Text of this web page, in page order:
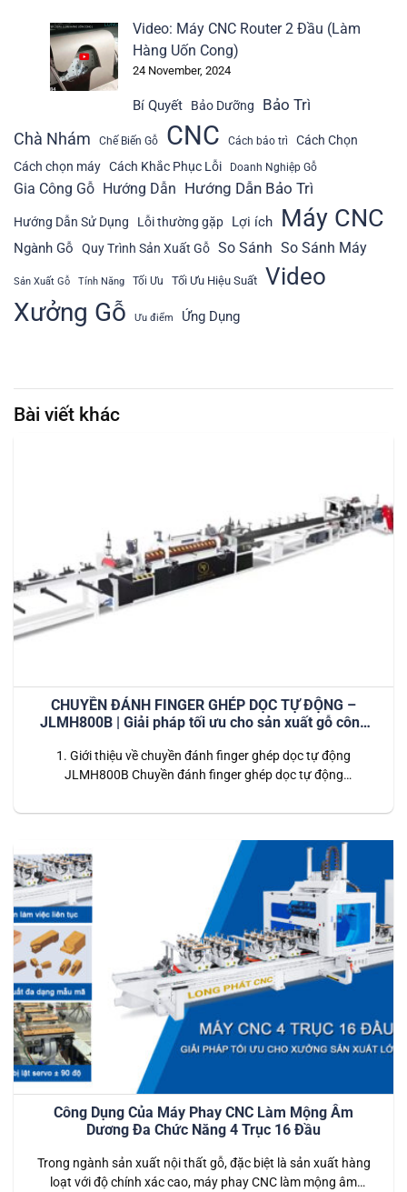
Video: Máy CNC Router 2 Đầu (Làm
Hàng Uốn Cong)
24 November, 2024
Bí Quyết Bảo Dưỡng
Bảo Trì
Chà Nhám
Chế Biến Gỗ CNC Cách bảo trì
Cách Chọn
Cách chọn máy Cách Khắc Phục Lỗi Doanh Nghiệp Gỗ
Gia Công Gỗ Hướng Dẫn Hướng Dẫn Bảo Trì
Hướng Dẫn Sử Dụng Lỗi thường gặp Lợi ích Máy CNC
Ngành Gỗ Quy Trình Sản Xuất Gỗ So Sánh So Sánh Máy
Sản Xuất Gỗ Tính Năng Tối Ưu Tối Ưu Hiệu Suất Video
Xưởng Gỗ Ưu điểm Ứng Dụng
Bài viết khác
CHUYỀN ĐÁNH FINGER GHÉP DỌC TỰ ĐỘNG –
JLMH800B | Giải pháp tối ưu cho sản xuất gỗ công
1. Giới thiệu về chuyền đánh finger ghép dọc tự động
JLMH800B Chuyền đánh finger ghép dọc tự động
dành riêng cho các nhà máy chế biến gỗ công nghiệp. Dây
Công Dụng Của Máy Phay CNC Làm Mộng Âm
Dương Đa Chức Năng 4 Trục 16 Đầu
Trong ngành sản xuất nội thất gỗ, đặc biệt là sản xuất hàng
loạt với độ chính xác cao, máy phay CNC làm mộng âm